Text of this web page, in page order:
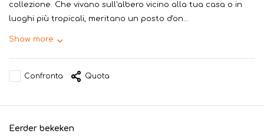
collezione. Che vivano sull'albero vicino alla tua casa o in
luoghi più tropicali, meritano un posto d'on...
Show more
Confronta Quota
Eerder bekeken